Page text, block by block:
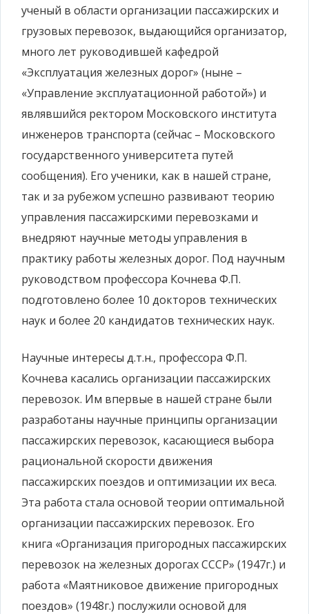
ученый в области организации пассажирских и
грузовых перевозок, выдающийся организатор,
много лет руководившей кафедрой
«Эксплуатация железных дорог» (ныне –
«Управление эксплуатационной работой») и
являвшийся ректором Московского института
инженеров транспорта (сейчас – Московского
государственного университета путей
сообщения). Его ученики, как в нашей стране,
так и за рубежом успешно развивают теорию
управления пассажирскими перевозками и
внедряют научные методы управления в
практику работы железных дорог. Под научным
руководством профессора Кочнева Ф.П.
подготовлено более 10 докторов технических
наук и более 20 кандидатов технических наук.
Научные интересы д.т.н., профессора Ф.П.
Кочнева касались организации пассажирских
перевозок. Им впервые в нашей стране были
разработаны научные принципы организации
пассажирских перевозок, касающиеся выбора
рациональной скорости движения
пассажирских поездов и оптимизации их веса.
Эта работа стала основой теории оптимальной
организации пассажирских перевозок. Его
книга «Организация пригородных пассажирских
перевозок на железных дорогах СССР» (1947г.) и
работа «Маятниковое движение пригородных
поездов» (1948г.) послужили основой для